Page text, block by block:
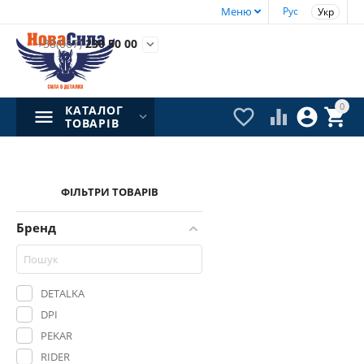
Рус Укр
Меню
+38(067)230 50 00 
0


 
КАТАЛОГ
ТОВАРІВ
ФІЛЬТРИ ТОВАРІВ
Бренд
DETALKA
DPI
PEKAR
RIDER